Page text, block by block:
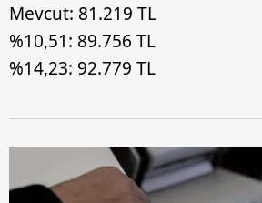
Mevcut: 81.219 TL
%10,51: 89.756 TL
%14,23: 92.779 TL